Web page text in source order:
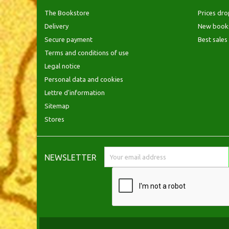
The Bookstore
Delivery
Secure payment
Terms and conditions of use
Legal notice
Personal data and cookies
Lettre d'information
Sitemap
Stores
Prices
New
Best sales
NEWSLETTER